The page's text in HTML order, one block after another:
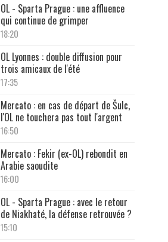
OL - Sparta Prague : une affluence
qui continue de grimper
18:20
OL Lyonnes : double diffusion pour
trois amicaux de l'été
17:35
Mercato : en cas de départ de Šulc,
l'OL ne touchera pas tout l'argent
16:50
Mercato : Fekir (ex-OL) rebondit en
Arabie saoudite
16:00
OL - Sparta Prague : avec le retour
de Niakhaté, la défense retrouvée ?
15:10